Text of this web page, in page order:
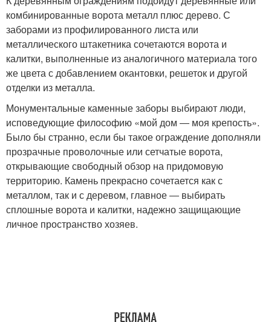
комбинированные ворота металл плюс дерево. С
заборами из профилированного листа или
металлического штакетника сочетаются ворота и
калитки, выполненные из аналогичного материала того
же цвета с добавлением окантовки, решеток и другой
отделки из металла.
Монументальные каменные заборы выбирают люди,
исповедующие философию «мой дом ― моя крепость».
Было бы странно, если бы такое ограждение дополняли
прозрачные проволочные или сетчатые ворота,
открывающие свободный обзор на придомовую
территорию. Камень прекрасно сочетается как с
металлом, так и с деревом, главное ― выбирать
сплошные ворота и калитки, надежно защищающие
личное пространство хозяев.